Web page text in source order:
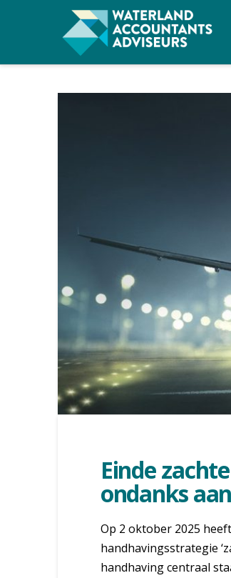
Einde
ondanks
Op 2 oktober 2025
handhavingsstrategie
handhaving centraal